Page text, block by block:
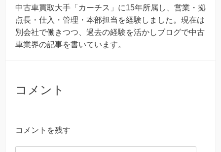
中古車買取大手「カーチス」に15年所属し、営業・拠
点長・仕入・管理・本部担当を経験しました。現在は
別会社で働きつつ、過去の経験を活かしブログで中古
車業界の記事を書いています。
コメント
コメントを残す